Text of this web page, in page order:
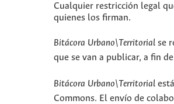
Cualquier restricción legal
quienes los firman.
Bitácora Urbano\Territorial se
que se van a publicar, a fin
Bitácora Urbano\Territorial
Commons. El envío de